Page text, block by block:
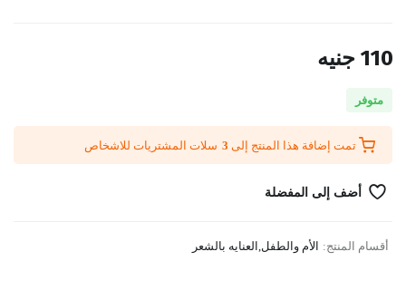
110 جنيه
متوفر
تمت إضافة هذا المنتج إلى 3 سلات المشتريات للاشخاص
أضف إلى المفضلة
أقسام المنتج: الأم والطفل, العنايه بالشعر